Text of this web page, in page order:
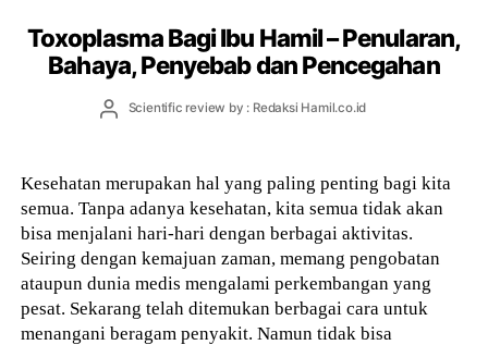
Toxoplasma Bagi Ibu Hamil – Penularan,
Bahaya, Penyebab dan Pencegahan
PostScientific review by : Redaksi Hamil.co.id
Kesehatan merupakan hal yang paling penting bagi kita
semua. Tanpa adanya kesehatan, kita semua tidak akan
bisa menjalani hari-hari dengan berbagai aktivitas.
Seiring dengan kemajuan zaman, memang pengobatan
ataupun dunia medis mengalami perkembangan yang
pesat. Sekarang telah ditemukan berbagai cara untuk
menangani beragam penyakit. Namun tidak bisa